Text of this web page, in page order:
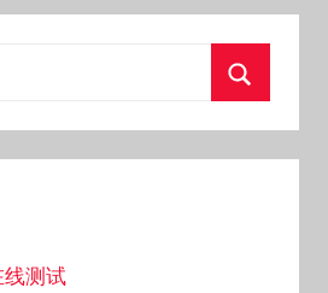
线测试